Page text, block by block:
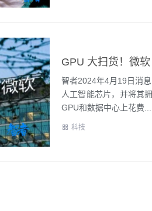
GPU 大扫货！微
智者2024年4月19日消
人工智能芯片，并将其
GPU和数据中心上花费...
科技